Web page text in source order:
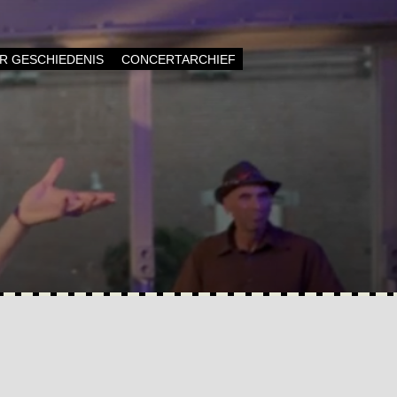
GESCHIEDENIS CONCERTARCHIEF